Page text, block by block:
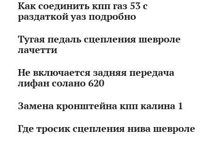
Как соединить кпп газ 53 с
раздаткой уаз подробно
Тугая педаль сцепления шевроле
лачетти
Не включается задняя передача
лифан солано 620
Замена кронштейна кпп калина 1
Где тросик сцепления нива шевроле